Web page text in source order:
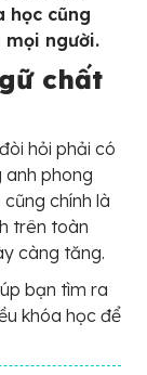
học cũng
mọi người.
chất
hỏi phải có
anh phong
chính là
trên toàn
càng tăng.
bạn tìm ra
khóa học để